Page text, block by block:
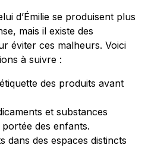
d’Émilie se produisent plus
mais il existe des
éviter ces malheurs. Voici
à suivre :
des produits avant
et substances
des enfants.
dans des espaces distincts